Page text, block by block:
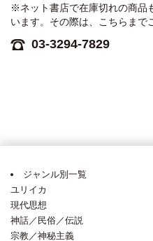
※ネット書店で在庫切れの商品
います。その際は、こちらまで
03-3294-7829
ジャンル別一覧
ユリイカ
現代思想
神話／民俗／伝説
宗教／神秘主義